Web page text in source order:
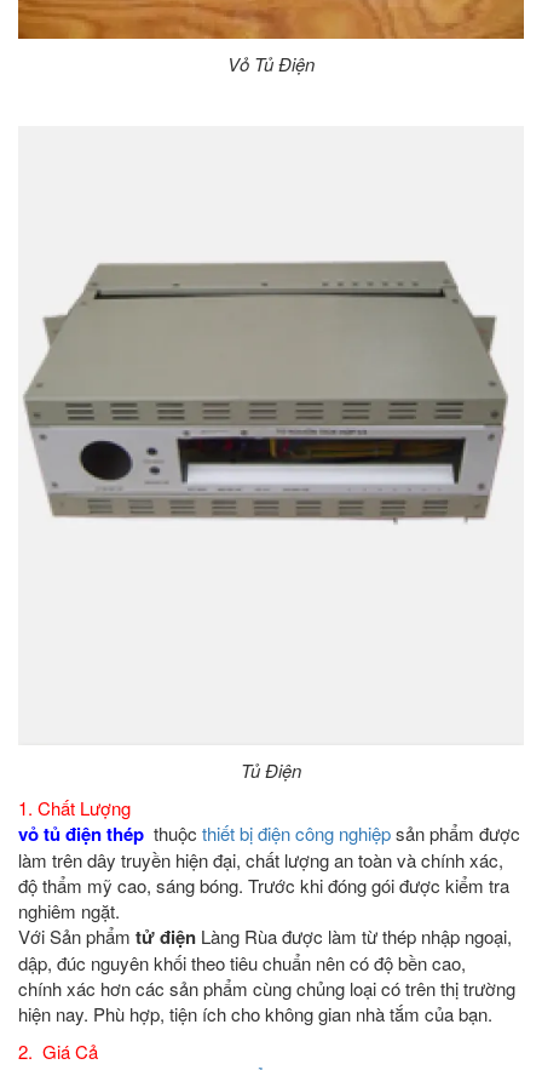
Vỏ Tủ Điện
Tủ Điện
1. Chất Lượng
vỏ tủ điện thép thuộc thiết bị điện công nghiệpsản phẩm được
làm trên dây truyền hiện đại, chất lượng an toàn và chính xác,
độ thẩm mỹ cao, sáng bóng. Trước khi đóng gói được kiểm tra
nghiêm ngặt.
Với Sản phẩm tử điện Làng Rùa được làm từ thép nhập ngoại,
dập, đúc nguyên khối theo tiêu chuẩn nên có độ bền cao,
chính xác hơn các sản phẩm cùng chủng loại có trên thị trường
hiện nay. Phù hợp, tiện ích cho không gian nhà tắm của bạn.
2. Giá Cả